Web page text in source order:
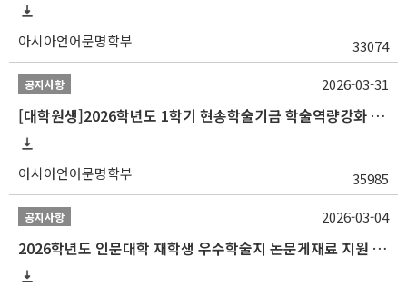
아시아언어문명학부 33074
공지사항
[대학원생]2026학년도 1학기 현송학술기금 학술역량강화 사업 안내
아시아언어문명학부 35985
2026-03-31
공지사항
2026학년도 인문대학 재학생 우수학술지 논문게재료 지원 안내
2026-03-04